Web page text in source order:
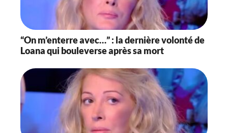
“On m’enterre avec…” : la dernière volonté de
Loana qui bouleverse après sa mort